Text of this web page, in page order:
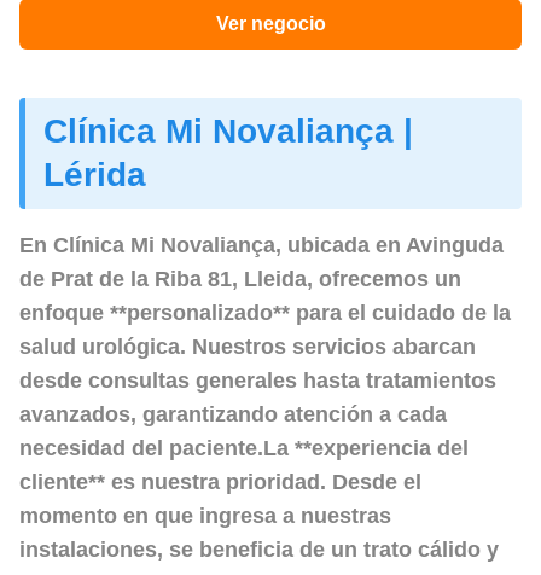
Ver negocio
Clínica Mi Novaliança |
Lérida
En Clínica Mi Novaliança, ubicada en Avinguda
de Prat de la Riba 81, Lleida, ofrecemos un
enfoque **personalizado** para el cuidado de la
salud urológica. Nuestros servicios abarcan
desde consultas generales hasta tratamientos
avanzados, garantizando atención a cada
necesidad del paciente.La **experiencia del
cliente** es nuestra prioridad. Desde el
momento en que ingresa a nuestras
instalaciones, se beneficia de un trato cálido y